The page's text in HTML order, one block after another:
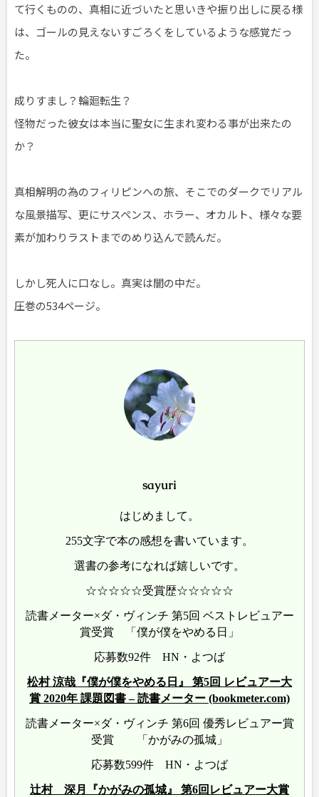
て行くものの、真相に近づいたと思いきや振り出しに戻る様
は、ゴールの見えないすごろくをしているような感覚だっ
た。
成りすまし？輪廻転生？
怪物だった彼女は本当に聖女に生まれ変わる事が出来たの
か？
真相解明の為のフィリピンへの旅、そこでのダークでリアル
な風景描写、更にサスペンス、ホラー、オカルト、様々な要
素が加わりラストまでのめり込んで読んだ。
しかし死人に口なし。真実は闇の中だ。
圧巻の534ページ。
sayuri
はじめまして。
255文字で本の感想を書いています。
選書の参考になれば嬉しいです。
☆☆☆☆☆受賞歴☆☆☆☆☆
読書メーター×ダ・ヴィンチ 第5回 ベストレビュアー
賞受賞 「僕が僕をやめる日」
応募数92件 HN・よつば
松村 涼哉『僕が僕をやめる日』 第5回 レビュアー大
賞 2020年 課題図書 – 読書メーター (bookmeter.com)
読書メーター×ダ・ヴィンチ 第6回 優秀レビュアー賞
受賞 「かがみの孤城」
応募数599件 HN・よつば
辻村 深月『かがみの孤城』 第6回レビュアー大賞